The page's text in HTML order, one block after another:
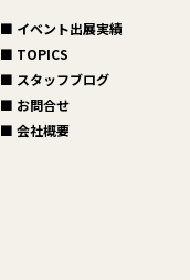
■ イベント出展実績
■ TOPICS
■ スタッフブログ
■ お問合せ
■ 会社概要